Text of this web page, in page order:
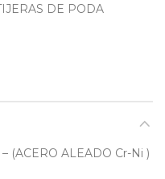
DE PODA
(ACERO ALEADO Cr-Ni )